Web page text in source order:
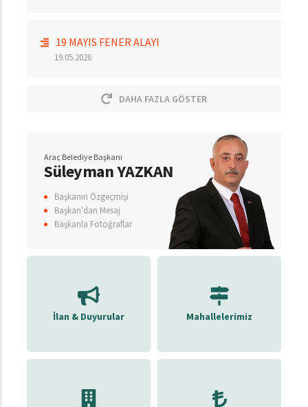
19 MAYIS FENER ALAYI
19.05.2026
DAHA FAZLA GÖSTER
Araç Belediye Başkanı
Süleyman YAZKAN
Başkanın Özgeçmişi
Başkan'dan Mesaj
Başkanla Fotoğraflar
İlan & Duyurular Mahallelerimiz